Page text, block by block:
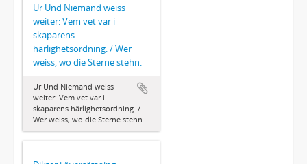
Ur Und Niemand weiss
weiter: Vem vet var i
skaparens
härlighetsordning. / Wer
weiss, wo die Sterne stehn.
Ur Und Niemand weiss
weiter: Vem vet var i
skaparens härlighetsordning. /
Wer weiss, wo die Sterne stehn.